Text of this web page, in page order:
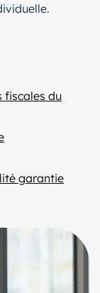
fiscales du
garantie